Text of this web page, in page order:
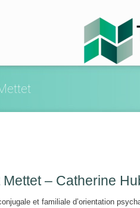
– Catherine
et familiale d’orientation